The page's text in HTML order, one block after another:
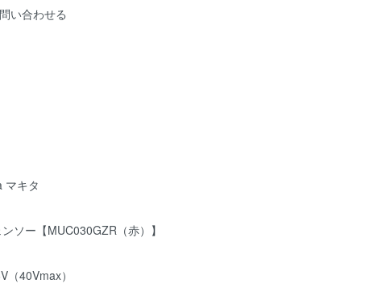
い合わせる
マキタ
ソー【MUC030GZR（赤）】
40Vmax）